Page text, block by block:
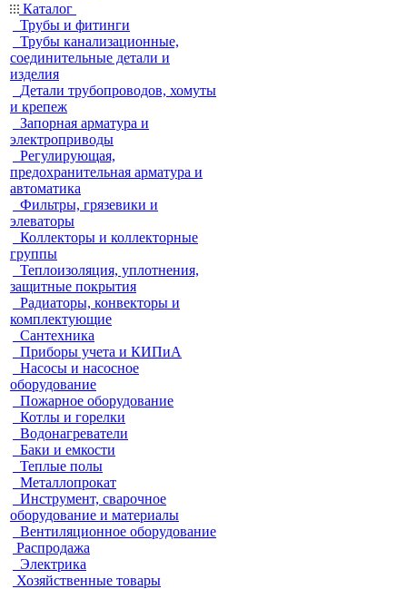
Каталог
Трубы и фитинги
Трубы канализационные,
соединительные детали и
изделия
Детали трубопроводов, хомуты
и крепеж
Запорная арматура и
электроприводы
Регулирующая,
предохранительная арматура и
автоматика
Фильтры, грязевики и
элеваторы
Коллекторы и коллекторные
группы
Теплоизоляция, уплотнения,
защитные покрытия
Радиаторы, конвекторы и
комплектующие
Сантехника
Приборы учета и КИПиА
Насосы и насосное
оборудование
Пожарное оборудование
Котлы и горелки
Водонагреватели
Баки и емкости
Теплые полы
Металлопрокат
Инструмент, сварочное
оборудование и материалы
Вентиляционное оборудование
Распродажа
Электрика
Хозяйственные товары